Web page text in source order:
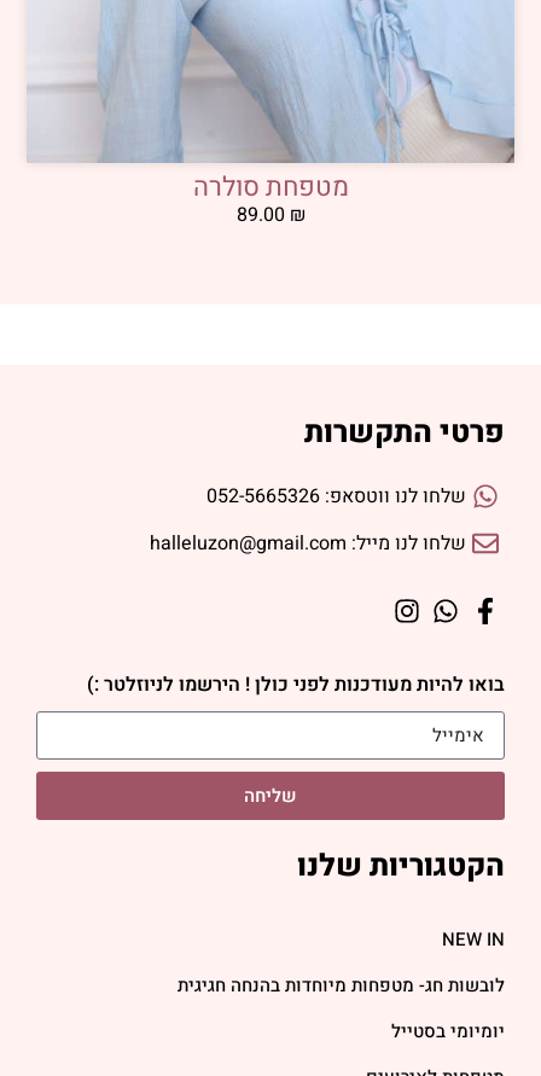
מטפחת סולרה
89.00 ₪
פרטי התקשרות
שלחו לנו ווטסאפ: 052-5665326
שלחו לנו מייל: halleluzon@gmail.com
בואו להיות מעודכנות לפני כולן ! הירשמו לניוזלטר :)
שליחה
הקטגוריות שלנו
NEW IN
לובשות חג- מטפחות מיוחדות בהנחה חגיגית
יומיומי בסטייל